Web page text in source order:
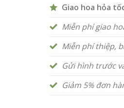
Giao hoa hỏa
Miễn phí giao
Miễn phí thiệp,
Gửi hình trước
Giảm 5% đơn